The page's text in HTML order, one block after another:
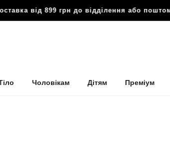
від 899 грн до відділення або
Чоловікам Дітям Преміум